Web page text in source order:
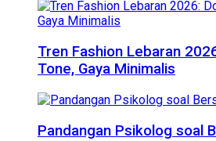
Tren Fashion Lebaran
Tone, Gaya Minimalis
Pandangan Psikolog soal